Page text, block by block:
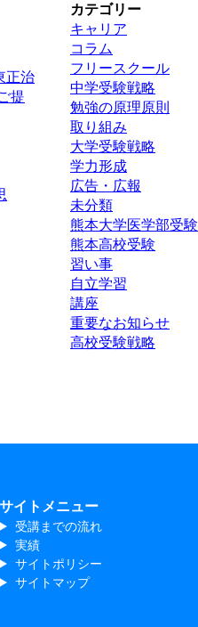
正治
提
カテゴリー
キャリア
コラム
フリースクール
中学受験戦略
勉強の原理原則
取り組み
大学受験戦略
学力形成
広告・広報
未分類
熊本大学医学部受験
熊本高校受験
習い事
自立学習
講座
重要なお知らせ
高校受験戦略
サイトメニュー
受講までの流れ
実績
サイトポリシー
サイトマップ